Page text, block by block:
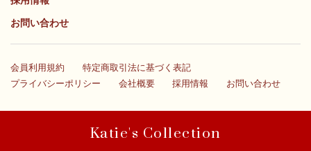
お問い合わせ
会員利用規約
特定商取引法に基づく表記
プライバシーポリシー
会社概要 採用情報 お問い合わせ
Katie's Collection